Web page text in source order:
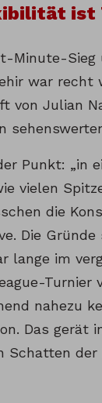
ist
Minute-Sieg
war recht
von Julian
Punkt: „in
vielen
die
Die
lange im
Turnier
nahezu
Das gerät
Schatten der